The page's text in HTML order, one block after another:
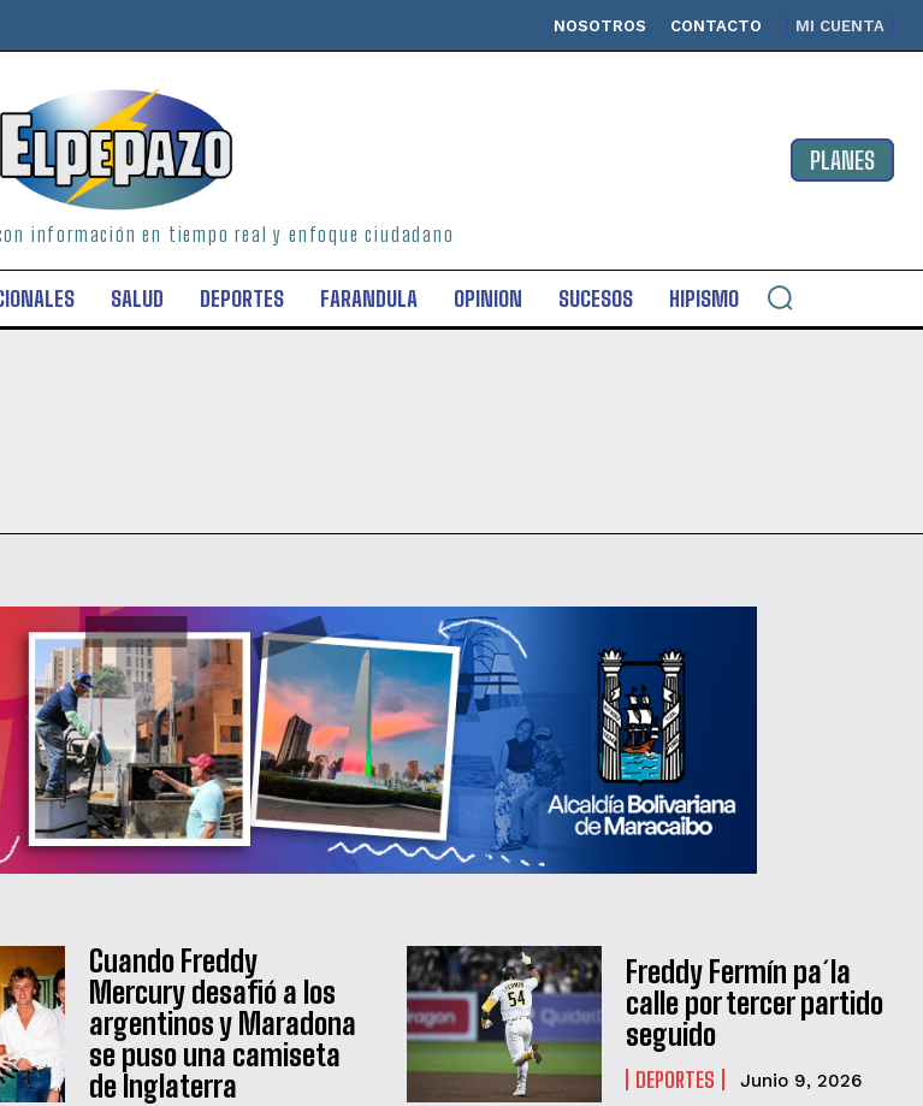
NOSOTROS CONTACTO MI CUENTA
información en tiempo real y enfoque ciudadano
PLANES
SALUD DEPORTES FARANDULA OPINION SUCESOS HIPISMO
Cuando Freddy
Mercury desafió a los
argentinos y Maradona
se puso una camiseta
de Inglaterra
Freddy Fermín pa´la
calle por tercer partido
seguido
DEPORTES Junio 9, 2026